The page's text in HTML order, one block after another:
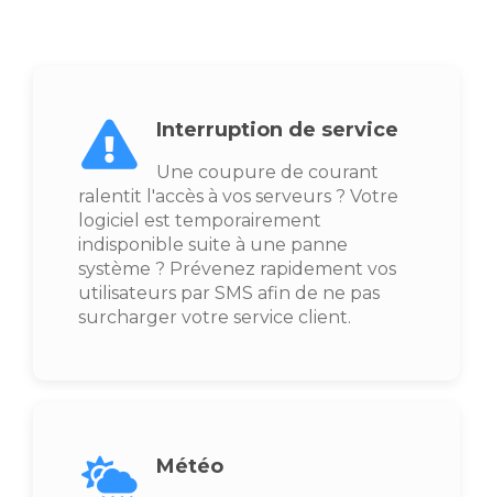
Interruption de service
Une coupure de courant
ralentit l'accès à vos serveurs ? Votre
logiciel est temporairement
indisponible suite à une panne
système ? Prévenez rapidement vos
utilisateurs par SMS afin de ne pas
surcharger votre service client.
Météo